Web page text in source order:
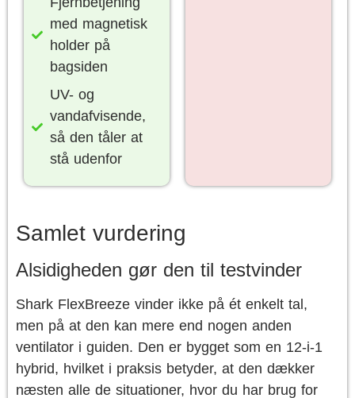
med magnetisk
holder på
bagsiden
UV- og
vandafvisende,
så den tåler at
stå udenfor
Samlet vurdering
Alsidigheden gør den til testvinder
Shark FlexBreeze vinder ikke på ét enkelt tal,
men på at den kan mere end nogen anden
ventilator i guiden. Den er bygget som en 12-i-1
hybrid, hvilket i praksis betyder, at den dækker
næsten alle de situationer, hvor du har brug for